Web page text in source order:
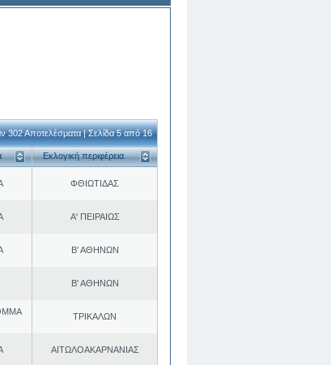
302 Αποτελέσματα | Σελίδα 5 από 16
Εκλογική περιφέρεια
ΦΘΙΩΤΙΔΑΣ
Α' ΠΕΙΡΑΙΩΣ
Β' ΑΘΗΝΩΝ
Β' ΑΘΗΝΩΝ
ΤΡΙΚΑΛΩΝ
ΑΙΤΩΛΟΑΚΑΡΝΑΝΙΑΣ